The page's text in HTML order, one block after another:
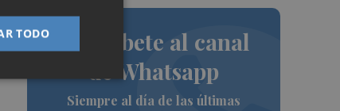
Suscríbete al canal
de Whatsapp
Siempre al día de las últimas
TODO